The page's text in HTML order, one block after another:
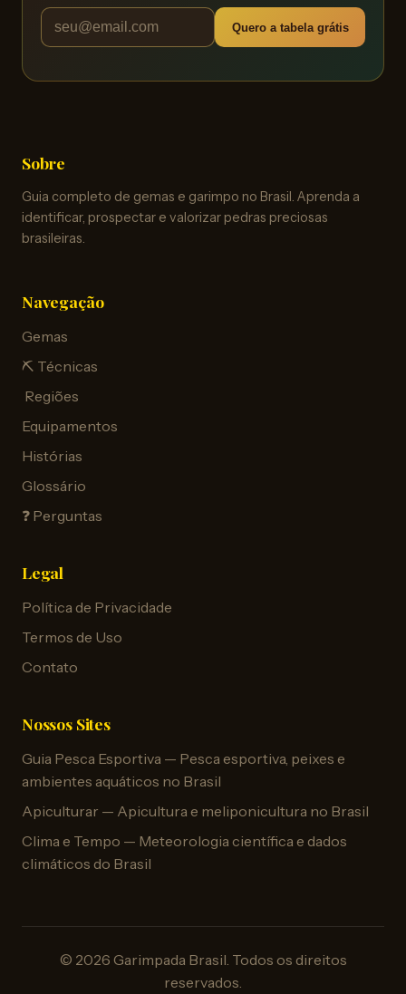
Quero a tabela grátis
Sobre
Guia completo de gemas e garimpo no Brasil. Aprenda a
identificar, prospectar e valorizar pedras preciosas
brasileiras.
Navegação
Gemas
⛏️ Técnicas
️ Regiões
Equipamentos
Histórias
Glossário
❓ Perguntas
Legal
Política de Privacidade
Termos de Uso
Contato
Nossos Sites
Guia Pesca Esportiva — Pesca esportiva, peixes e
ambientes aquáticos no Brasil
Apiculturar — Apicultura e meliponicultura no Brasil
Clima e Tempo — Meteorologia científica e dados
climáticos do Brasil
© 2026 Garimpada Brasil. Todos os direitos
reservados.